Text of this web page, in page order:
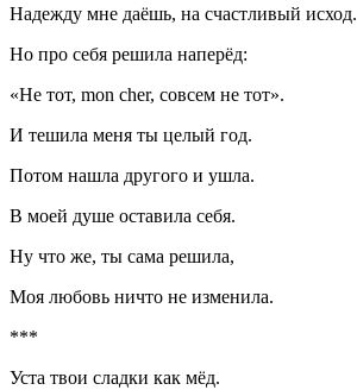
Надежду мне даёшь, на счастливый исход.
Но про себя решила наперёд:
«Не тот, mon cher, совсем не тот».
И тешила меня ты целый год.
Потом нашла другого и ушла.
В моей душе оставила себя.
Ну что же, ты сама решила,
Моя любовь ничто не изменила.
***
Уста твои сладки как мёд.